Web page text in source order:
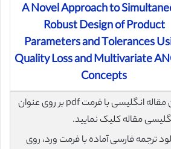
A Novel Approach to
Robust Design of Product
Parameters and Tolerances
Quality Loss and Multivariate
Concepts
برای دانلود رایگان مقاله انگلیسی با فرمت pdf بر روی عنوان
مقاله کلیک نمایید.
ترجمه فارسی آماده با فرمت ورد، روی